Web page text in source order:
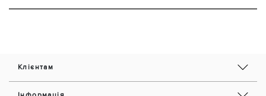
Клієнтам